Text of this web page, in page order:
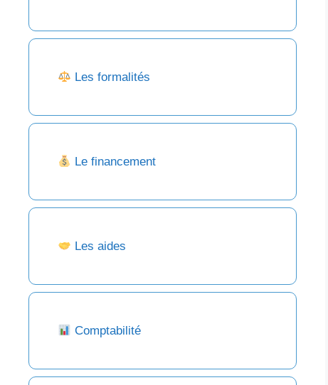
Les formalités
Le financement
Les aides
Comptabilité